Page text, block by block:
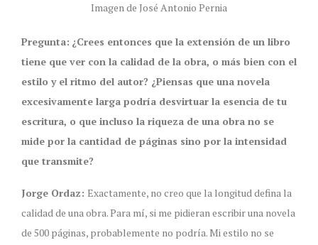
Imagen de José Antonio Pernia
Pregunta: ¿Crees entonces que la extensión de un libro
tiene que ver con la calidad de la obra, o más bien con el
estilo y el ritmo del autor? ¿Piensas que una novela
excesivamente larga podría desvirtuar la esencia de tu
escritura, o que incluso la riqueza de una obra no se
mide por la cantidad de páginas sino por la intensidad
que transmite?
Jorge Ordaz: Exactamente, no creo que la longitud defina la
calidad de una obra. Para mí, si me pidieran escribir una novela
de 500 páginas, probablemente no podría. Mi estilo no se